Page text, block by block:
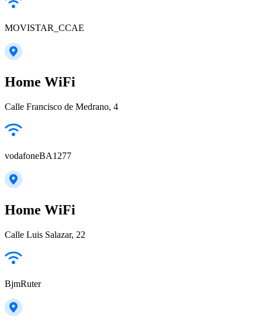
MOVISTAR_CCAE
Home WiFi
Calle Francisco de Medrano, 4
vodafoneBA1277
Home WiFi
Calle Luis Salazar, 22
BjmRuter